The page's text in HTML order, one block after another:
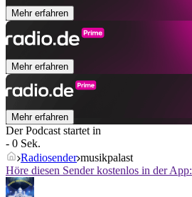
Mehr erfahren
Mehr erfahren
Mehr erfahren
Der Podcast startet in
- 0 Sek.
Radiosender musikpalast
Höre diesen Sender kostenlos in der App: